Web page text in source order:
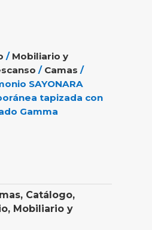
/ Mobiliario y
/ Camas /
SAYONARA
tapizada con
Gamma
, Catálogo,
, Mobiliario y